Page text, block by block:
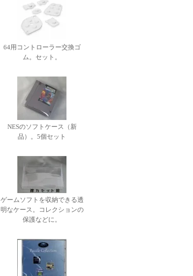
64用コントローラー交換ゴ
ム。セット。
NESのソフトケース（新
品）。5個セット
ゲームソフトを収納できる透
明なケース。コレクションの
保護などに。